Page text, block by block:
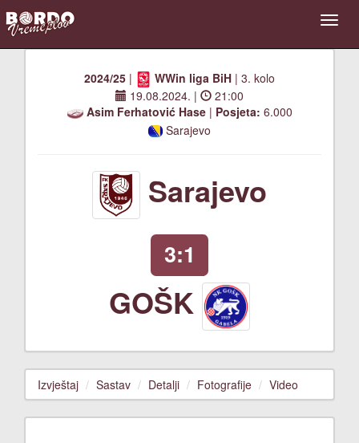
2024/25 | WWin liga BiH | 3. kolo
19.08.2024. |
21:00
Asim Ferhatović Hase| Posjeta: 6.000
Sarajevo
Sarajevo
3:1
GOŠK
Izvještaj Sastav Detalji Fotografije Video